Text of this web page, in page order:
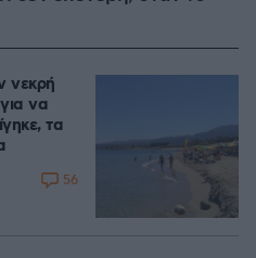
νεκρή
να
τα
56